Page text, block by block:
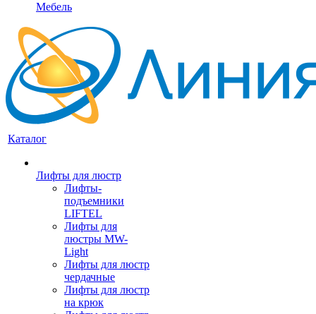
Мебель
Каталог
Лифты для люстр
Лифты-
подъемники
LIFTEL
Лифты для
люстры MW-
Light
Лифты для люстр
чердачные
Лифты для люстр
на крюк